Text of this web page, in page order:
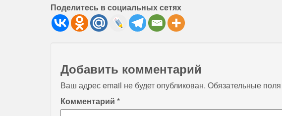
Поделитесь в социальных сетях
Добавить комментарий
Ваш адрес email не будет опубликован. Обязательные
Комментарий *